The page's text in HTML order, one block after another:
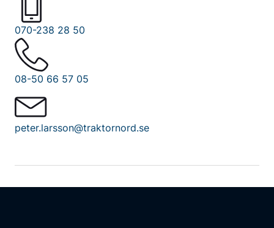
070-238 28 50
08-50 66 57 05
peter.larsson@traktornord.se